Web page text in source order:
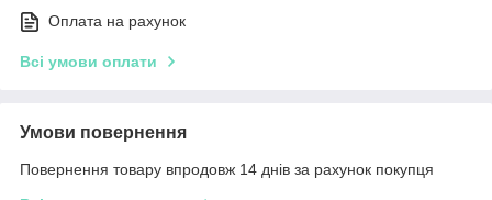
Оплата на рахунок
Всі умови оплати
Умови повернення
Повернення товару впродовж 14 днів за рахунок покупця